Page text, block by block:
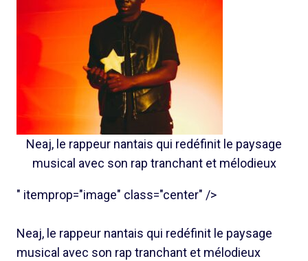
Neaj, le rappeur nantais qui redéfinit le paysage
musical avec son rap tranchant et mélodieux
" itemprop="image" class="center" />
Neaj, le rappeur nantais qui redéfinit le paysage
musical avec son rap tranchant et mélodieux